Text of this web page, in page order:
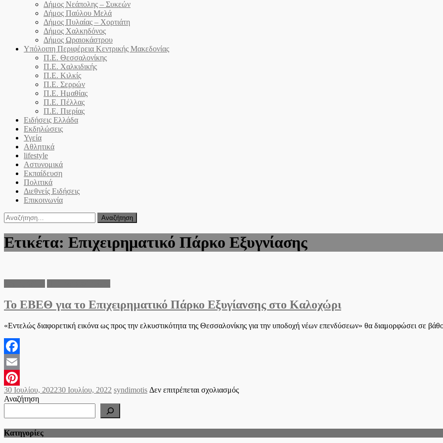
Δήμος Νεάπολης – Συκεών
Δήμος Παύλου Μελά
Δήμος Πυλαίας – Χορτιάτη
Δήμος Χαλκηδόνος
Δήμος Ωραιοκάστρου
Υπόλοιπη Περιφέρεια Κεντρικής Μακεδονίας
Π.Ε. Θεσσαλονίκης
Π.Ε. Χαλκιδικής
Π.Ε. Κιλκίς
Π.Ε. Σερρών
Π.Ε. Ημαθίας
Π.Ε. Πέλλας
Π.Ε. Πιερίας
Ειδήσεις Ελλάδα
Εκδηλώσεις
Υγεία
Αθλητικά
lifestyle
Αστυνομικά
Εκπαίδευση
Πολιτικά
Διεθνείς Ειδήσεις
Επικοινωνία
Αναζήτηση
για:
Ετικέτα: Eπιχειρηματικό Πάρκο Εξυγνίασης
Το ΕΒΕΘ για το Επιχειρηματικό Πάρκο Εξυγίανσης στο Καλοχώρι
«Εντελώς διαφορετική εικόνα ως προς την ελκυστικότητα της Θεσσαλονίκης για την υποδοχή νέων επενδύσεων» θα διαμορφώσει σε
Facebook
Email
Pinterest
Posted
on
30 Ιουλίου, 202230 Ιουλίου, 2022 Author
syndimotis Δεν επιτρέπεται σχολιασμόςστο
Αναζήτηση
Kατηγορίες